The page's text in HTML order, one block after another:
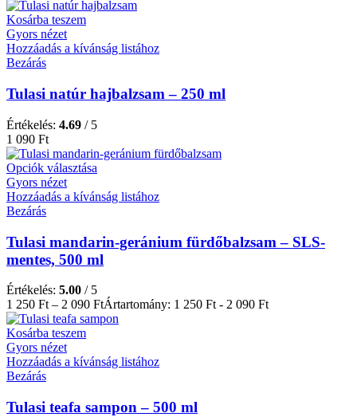
Kosárba teszem
Gyors nézet
Hozzáadás a kívánság listához
Bezárás
Tulasi natúr hajbalzsam – 250 ml
Értékelés: 4.69 / 5
1 090 Ft
Opciók választása
Gyors nézet
Hozzáadás a kívánság listához
Bezárás
Tulasi mandarin-geránium fürdőbalzsam – SLS-
mentes, 500 ml
Értékelés: 5.00 / 5
1 250 Ft – 2 090 FtÁrtartomány: 1 250 Ft - 2 090 Ft
Kosárba teszem
Gyors nézet
Hozzáadás a kívánság listához
Bezárás
Tulasi teafa sampon – 500 ml